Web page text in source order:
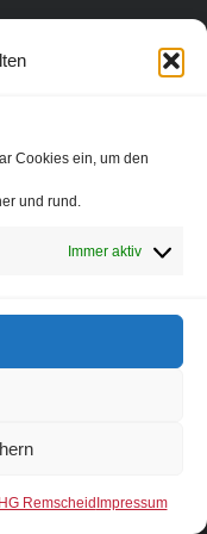
Cookies ein, um den
und rund.
Immer aktiv
Remscheid Impressum